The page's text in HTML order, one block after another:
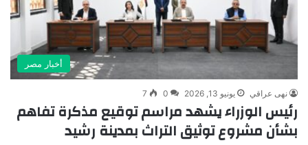
أخبار مصر
نهى عراقي يونيو 13, 2026 0
7
رئيس الوزراء يشهد مراسم توقيع مذكرة تفاهم
بشأن مشروع توثيق التراث بمدينة رشيد